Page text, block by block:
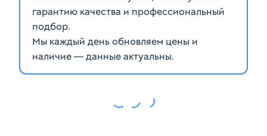
гарантию качества и профессиональный
подбор.
Мы каждый день обновляем цены и
наличие — данные актуальны.